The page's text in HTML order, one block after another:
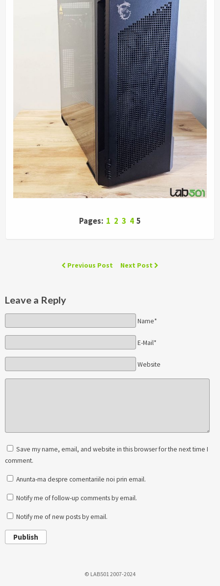
Pages: 1 2 3 4 5
Previous Post Next Post
Leave a Reply
Name*
E-Mail*
Website
Save my name, email, and website in this browser for the next time I
comment.
Anunta-ma despre comentariile noi prin email.
Notify me of follow-up comments by email.
Notify me of new posts by email.
Publish
© LAB501 2007-2024